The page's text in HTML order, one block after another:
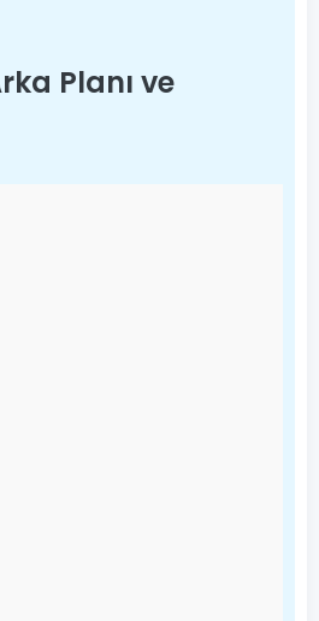
Planı ve